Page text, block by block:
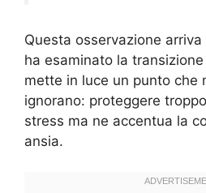
Questa osservazione
ha esaminato la
mette in luce un punto che
ignorano: proteggere
stress ma ne accentua la
ansia.